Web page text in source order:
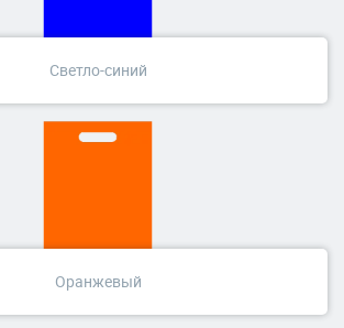
Светло-синий
Оранжевый